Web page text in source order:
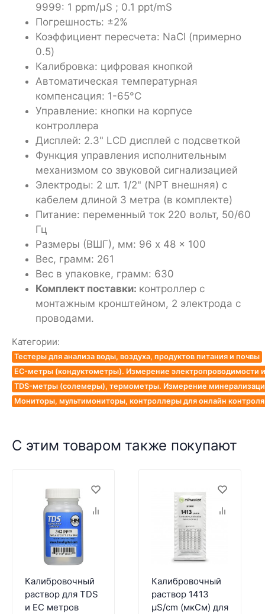
9999: 1 ppm/µS ; 0.1 ppt/mS
Погрешность: ±2%
Коэффициент пересчета: NaCl (примерно
0.5)
Калибровка: цифровая кнопкой
Автоматическая температурная
компенсация: 1-65°C
Управление: кнопки на корпусе
контроллера
Дисплей: 2.3" LCD дисплей с подсветкой
Функция управления исполнительным
механизмом со звуковой сигнализацией
Электроды: 2 шт. 1/2" (NPT внешняя) с
кабелем длиной 3 метра (в комплекте)
Питание: переменный ток 220 вольт, 50/60
Гц
Размеры (ВШГ), мм: 96 x 48 x 100
Вес, грамм: 261
Вес в упаковке, грамм: 630
Комплект поставки: контроллер с
монтажным кронштейном, 2 электрода с
проводами.
Категории:
Тестеры для анализа воды, воздуха, продуктов питания и почвы
EC-метры (кондуктометры). Измерение электропроводимости
TDS-метры (солемеры), термометры. Измерение
Мониторы, мультимониторы, контроллеры для онлайн контроля
С этим товаром также покупают
Калибровочный
раствор для TDS
и EC метров
Калибровочный
раствор 1413
µS/cm (мкСм) для